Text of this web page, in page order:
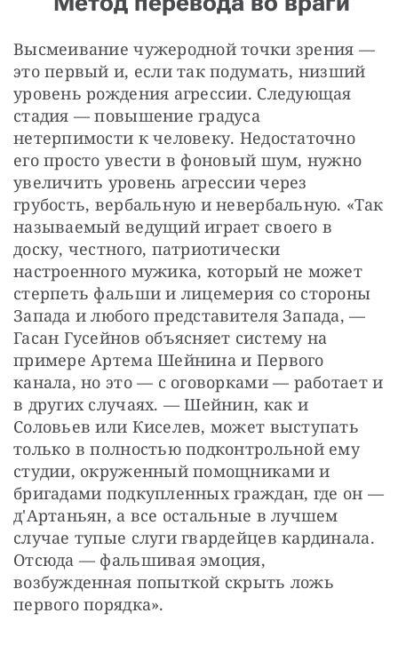
Высмеивание чужеродной точки зрения —
это первый и, если так подумать, низший
уровень рождения агрессии. Следующая
стадия — повышение градуса
нетерпимости к человеку. Недостаточно
его просто увести в фоновый шум, нужно
увеличить уровень агрессии через
грубость, вербальную и невербальную. «Так
называемый ведущий играет своего в
доску, честного, патриотически
настроенного мужика, который не может
стерпеть фальши и лицемерия со стороны
Запада и любого представителя Запада, —
Гасан Гусейнов объясняет систему на
примере Артема Шейнина и Первого
канала, но это — с оговорками — работает и
в других случаях. — Шейнин, как и
Соловьев или Киселев, может выступать
только в полностью подконтрольной ему
студии, окруженный помощниками и
бригадами подкупленных граждан, где он —
д'Артаньян, а все остальные в лучшем
случае тупые слуги гвардейцев кардинала.
Отсюда — фальшивая эмоция,
возбужденная попыткой скрыть ложь
первого порядка».